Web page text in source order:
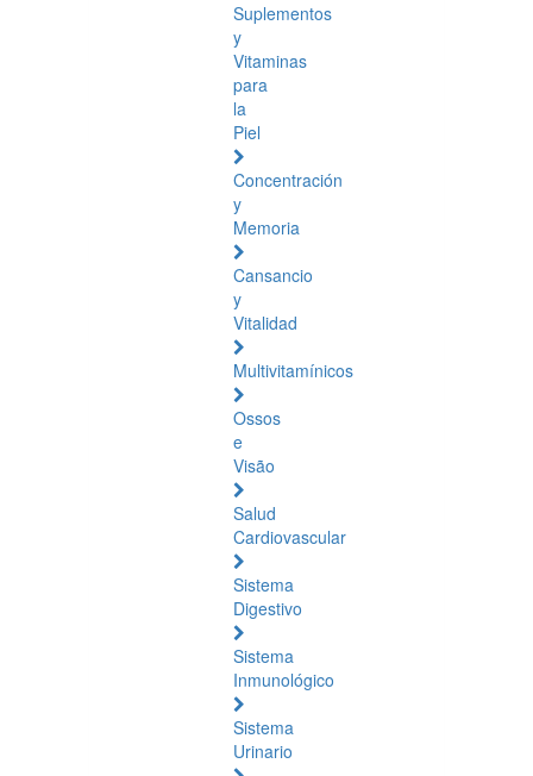
Suplementos
y
Vitaminas
para
la
Piel
Concentración
y
Memoria
Cansancio
y
Vitalidad
Multivitamínicos
Ossos
e
Visão
Salud
Cardiovascular
Sistema
Digestivo
Sistema
Inmunológico
Sistema
Urinario